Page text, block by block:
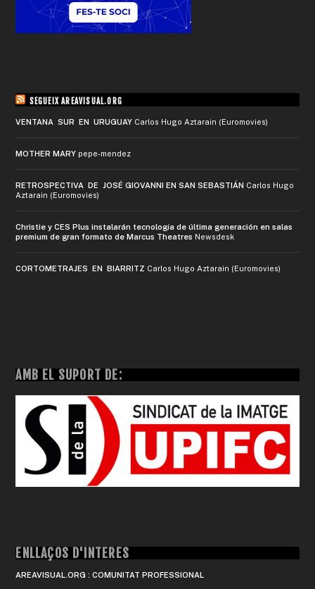
SEGUEIX AREAVISUAL.ORG
VENTANA SUR EN URUGUAY Carlos Hugo Aztarain (Euromovies)
MOTHER MARY pepe-mendez
RETROSPECTIVA DE JOSÉ GIOVANNI EN SAN SEBASTIÁN Carlos Hugo
Aztarain (Euromovies)
Christie y CES Plus instalarán tecnología de última generación en salas
premium de gran formato de Marcus Theatres Newsdesk
CORTOMETRAJES EN BIARRITZ Carlos Hugo Aztarain (Euromovies)
AMB EL SUPORT DE:
ENLLAÇOS D'INTERÈS
AREAVISUAL.ORG : COMUNITAT PROFESSIONAL